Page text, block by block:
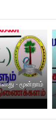
- மூன்றாம்